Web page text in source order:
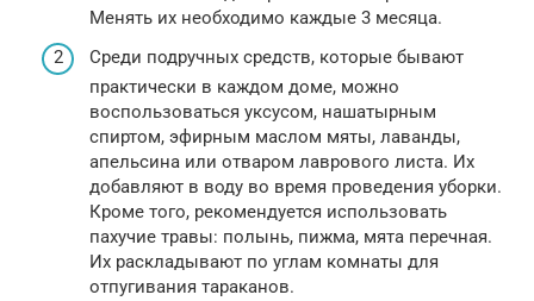
Менять их необходимо каждые 3 месяца.
Среди подручных средств, которые бывают
практически в каждом доме, можно
воспользоваться уксусом, нашатырным
спиртом, эфирным маслом мяты, лаванды,
апельсина или отваром лаврового листа. Их
добавляют в воду во время проведения уборки.
Кроме того, рекомендуется использовать
пахучие травы: полынь, пижма, мята перечная.
Их раскладывают по углам комнаты для
отпугивания тараканов.